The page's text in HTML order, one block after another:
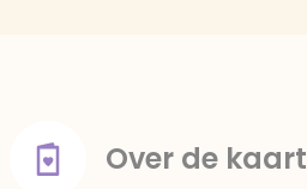
Over de kaart